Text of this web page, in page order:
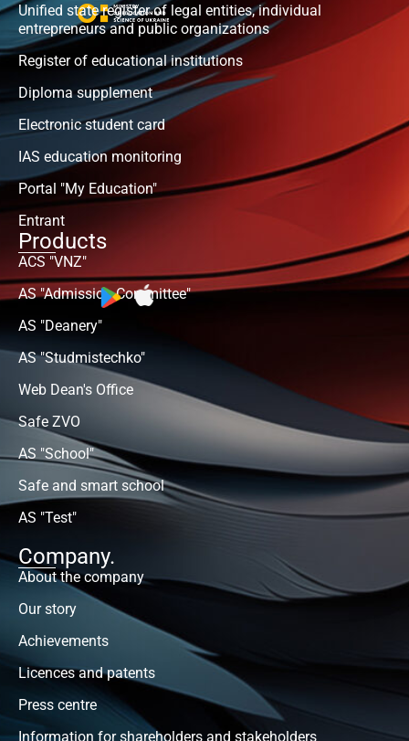
Unified state register of legal entities, individual
entrepreneurs and public organizations
Register of educational institutions
Diploma supplement
Electronic student card
IAS education monitoring
Portal "My Education"
Entrant
Products
ACS "VNZ"
AS "Admission Committee"
AS "Deanery"
AS "Studmistechko"
Web Dean's Office
Safe ZVO
AS "School"
Safe and smart school
AS "Test"
Company.
About the company
Our story
Achievements
Licences and patents
Press centre
Information for shareholders and stakeholders